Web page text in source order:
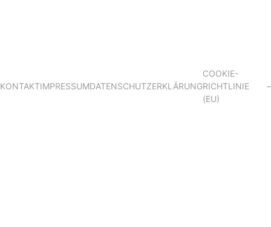
KONTAKTIMPRESSUMDATENSCHUTZERKLÄRUNG
COOKIE-
RICHTLINIE
(EU)
–